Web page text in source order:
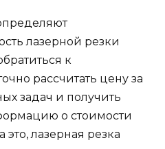
лазерной резки
к
рассчитать цену за
задач и получить
о стоимости
это, лазерная резка